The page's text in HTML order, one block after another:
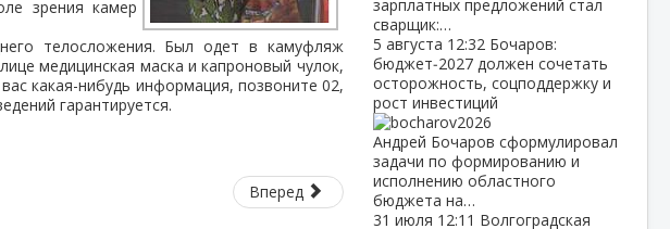
зрения камер
телосложения. Был одет в камуфляж
медицинская маска и капроновый чулок,
какая-нибудь информация, позвоните 02,
гарантируется.
Вперед
зарплатных предложений стал
сварщик:…
5 августа 12:32 Бочаров:
бюджет‑2027 должен сочетать
осторожность, соцподдержку и
рост инвестиций
Андрей Бочаров сформулировал
задачи по формированию и
исполнению областного
бюджета на…
31 июля 12:11 Волгоградская